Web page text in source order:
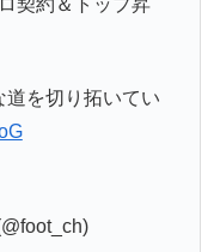
道を切り拓いてい